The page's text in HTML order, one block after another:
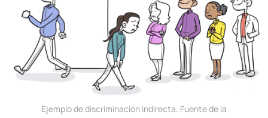
Ejemplo de discriminación indirecta. Fuente de la